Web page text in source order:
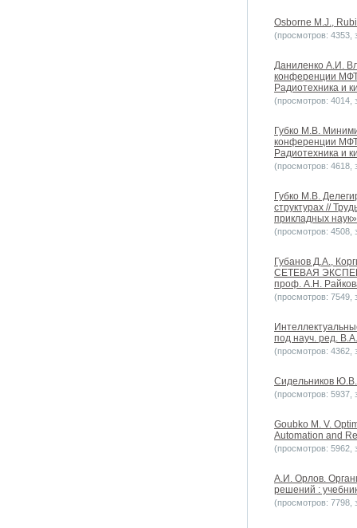
Osborne M.J.,
(просмотров: 4353,
Даниленко А.И.
конференции
Радиотехника и
(просмотров: 4014,
Губко М.В.
конференции
Радиотехника и
(просмотров: 4618,
Губко М.В.
структурах //
прикладных
(просмотров: 4508,
Губанов Д.А.,
СЕТЕВАЯ
проф. А.Н.
(просмотров: 7549,
под науч. ред.
(просмотров: 4362,
Сидельников
(просмотров: 5937,
Goubko M. V.
Automation and
(просмотров: 5962,
А.И. Орлов.
решений :
(просмотров: 7798,